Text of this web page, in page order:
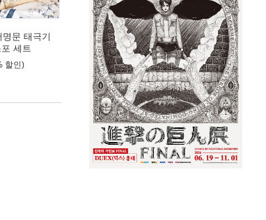
문 태극기
세트
할인)